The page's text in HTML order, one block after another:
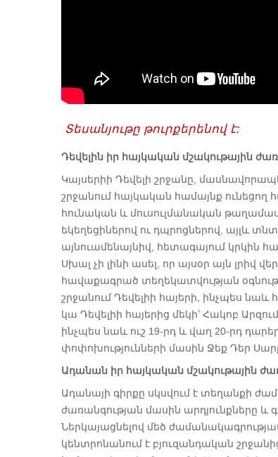
Տեսանյութը թուրքերենով է:
Դեվելին իր հայկական մշակութային
Կայսերիի Դեվելի շրջանը,
շրջանում հայկական համայնք ունեցող
հունական և մուսուլմանական
եկեղեցիներով ու դպրոցներով, այլև
այնուամենայնիվ, հետագայում կրկին
Սխալ չի լինի ասել, որ այսօր այն լրիվ
հավաքագրած տեղեկատվության
շրջանում Դեվելիի հայերի, ինչպես
կա Դեվելիի հայերից մեկի՝ Հակոբ
ինչպես նաև ուշ 19-րդ և վաղ 20-րդ
փոփոխությունների մասին Ջեք Դեր
Ադանան իր հայկական մշակութային
Ադանայի գիրքը սկսվում է տեղանքի
ժառանգության մասին արդյունքները և
Ներկայացնելով մեծ
կենտրոնանում է բյուզանդական